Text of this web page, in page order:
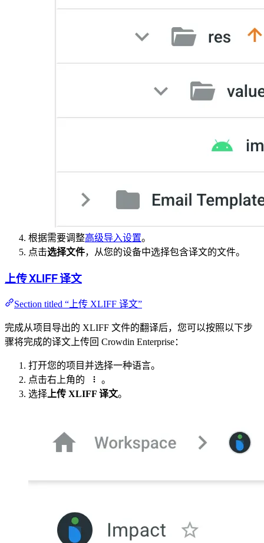
根据需要调整高级导入设置。
点击选择文件，从您的设备中选择包含译文的文件。
上传 XLIFF 译文
Section titled “上传 XLIFF 译文”
完成从项目导出的 XLIFF 文件的翻译后，您可以按照以下步
骤将完成的译文上传回 Crowdin Enterprise：
打开您的项目并选择一种语言。
点击右上角的
。
选择 上传 XLIFF 译文。